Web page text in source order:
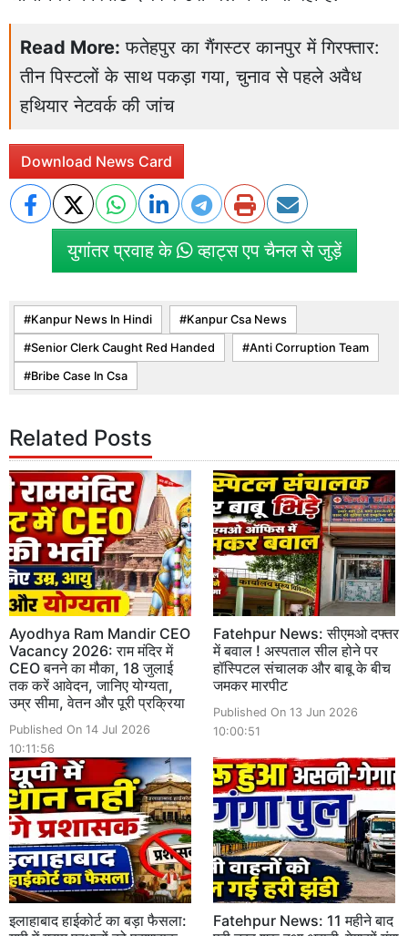
Read More: फतेहपुर का गैंगस्टर कानपुर में गिरफ्तार:
तीन पिस्टलों के साथ पकड़ा गया, चुनाव से पहले अवैध
हथियार नेटवर्क की जांच
Download News Card
युगांतर प्रवाह के व्हाट्स एप चैनल से जुड़ें
Kanpur News In Hindi Kanpur Csa News
Senior Clerk Caught Red Handed Anti Corruption Team
Bribe Case In Csa
Related Posts
Ayodhya Ram Mandir CEO
Vacancy 2026: राम मंदिर में
CEO बनने का मौका, 18 जुलाई
तक करें आवेदन, जानिए योग्यता,
उम्र सीमा, वेतन और पूरी प्रक्रिया
Published On 14 Jul 2026
10:11:56
Fatehpur News: सीएमओ दफ्तर
में बवाल ! अस्पताल सील होने पर
हॉस्पिटल संचालक और बाबू के बीच
जमकर मारपीट
Published On 13 Jun 2026
10:00:51
इलाहाबाद हाईकोर्ट का बड़ा फैसला:
Fatehpur News: 11 महीने बाद